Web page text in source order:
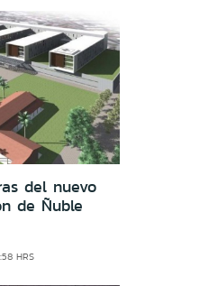
del nuevo
de Ñuble
HRS